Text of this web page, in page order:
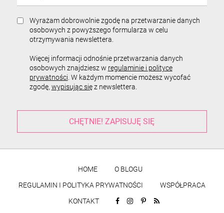
Wyrażam dobrowolnie zgodę na przetwarzanie danych
osobowych z powyższego formularza w celu
otrzymywania newslettera.
Więcej informacji odnośnie przetwarzania danych
osobowych znajdziesz w regulaminie i polityce
prywatności . W każdym momencie możesz wycofać
zgodę, wypisując sięz newslettera.
HOME
O BLOGU
REGULAMIN I POLITYKA PRYWATNOŚCI
WSPÓŁPRACA
KONTAKT